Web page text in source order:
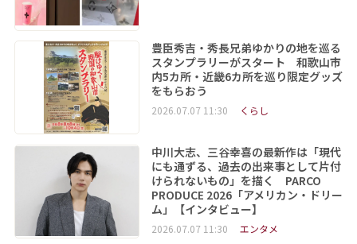
豊臣秀吉・秀長兄弟ゆかりの地を巡る
スタンプラリーがスタート 和歌山市
内5カ所・近畿6カ所を巡り限定グッズ
をもらおう
2026.07.07 11:30 くらし
中川大志、三谷幸喜の最新作は「現代
にも通ずる、過去の出来事として片付
けられないもの」を描く PARCO
PRODUCE 2026「アメリカン・ドリー
ム」【インタビュー】
2026.07.07 11:30 エンタメ